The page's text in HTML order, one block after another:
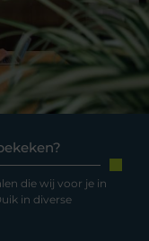
die wij voor je in
in diverse